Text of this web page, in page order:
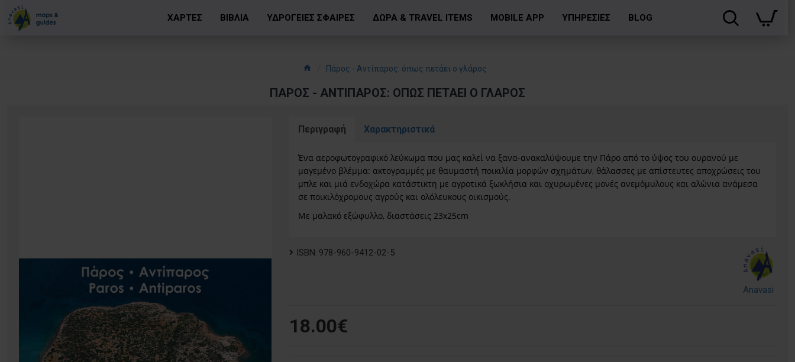
ΧΑΡΤΕΣ ΒΙΒΛΙΑ ΥΔΡΟΓΕΙΕΣ ΣΦΑΙΡΕΣ ΔΩΡΑ & TRAVEL ITEMS MOBILE APP ΥΠΗΡΕΣΙΕΣ BLOG
Πάρος - Αντίπαρος: όπως πετάει ο γλάρος
ΠΆΡΟΣ - ΑΝΤΊΠΑΡΟΣ: ΌΠΩΣ ΠΕΤΆΕΙ Ο ΓΛΆΡΟΣ
Περιγραφή Χαρακτηριστικά
Ένα αεροφωτογραφικό λεύκωμα που μας καλεί να ξανα-ανακαλύψουμε την Πάρο από το ύψος του ουρανού με
μαγεμένο βλέμμα: ακτογραμμές με θαυμαστή ποικιλία μορφών σχημάτων, θάλασσες με απίστευτες αποχρώσεις του
μπλε και μιά ενδοχώρα κατάστικτη με αγροτικά ξωκλήσια και οχυρωμένες μονές ανεμόμυλους και αλώνια ανάμεσα
σε ποικιλόχρομους αγρούς και ολόλευκους οικισμούς.
Με μαλακό εξώφυλλο, διαστάσεις 23x25cm
ISBN: 978-960-9412-02-5
Anavasi
18.00€